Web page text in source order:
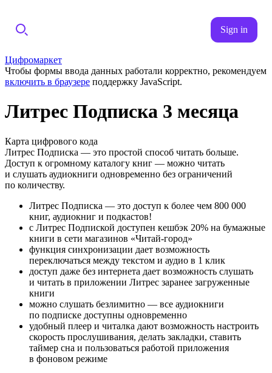
Sign in
Цифромаркет
Чтобы формы ввода данных работали корректно, рекомендуем
включить в браузере поддержку JavaScript.
Литрес Подписка 3 месяца
Карта цифрового кода
Литрес Подписка — это простой способ читать больше.
Доступ к огромному каталогу книг — можно читать
и слушать аудиокниги одновременно без ограничений
по количеству.
Литрес Подписка — это доступ к более чем 800 000
книг, аудиокниг и подкастов!
с Литрес Подпиской доступен кешбэк 20% на бумажные
книги в сети магазинов «Читай-город»
функция синхронизации дает возможность
переключаться между текстом и аудио в 1 клик
доступ даже без интернета дает возможность слушать
и читать в приложении Литрес заранее загруженные
книги
можно слушать безлимитно — все аудиокниги
по подписке доступны одновременно
удобный плеер и читалка дают возможность настроить
скорость прослушивания, делать закладки, ставить
таймер сна и пользоваться работой приложения
в фоновом режиме